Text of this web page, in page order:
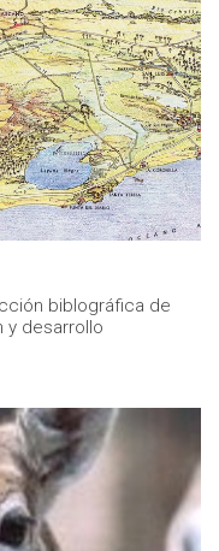
biblográfica de
y desarrollo